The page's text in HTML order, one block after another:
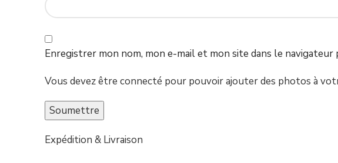
Enregistrer mon nom, mon e-mail et mon site dans le
Vous devez être connecté pour pouvoir ajouter des photos à
Expédition & Livraison